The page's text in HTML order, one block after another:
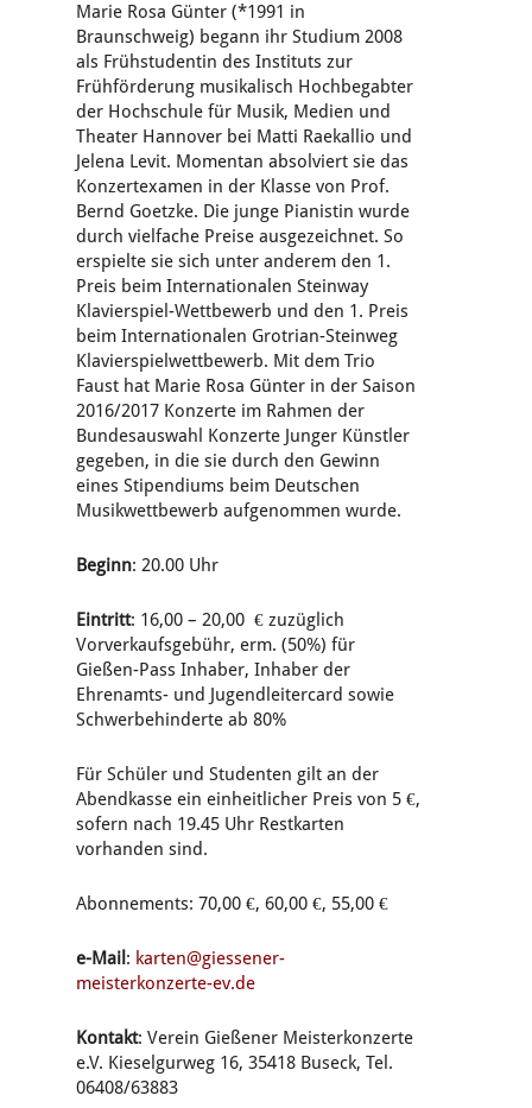
Marie Rosa Günter (*1991 in
Braunschweig) begann ihr Studium 2008
als Frühstudentin des Instituts zur
Frühförderung musikalisch Hochbegabter
der Hochschule für Musik, Medien und
Theater Hannover bei Matti Raekallio und
Jelena Levit. Momentan absolviert sie das
Konzertexamen in der Klasse von Prof.
Bernd Goetzke. Die junge Pianistin wurde
durch vielfache Preise ausgezeichnet. So
erspielte sie sich unter anderem den 1.
Preis beim Internationalen Steinway
Klavierspiel-Wettbewerb und den 1. Preis
beim Internationalen Grotrian-Steinweg
Klavierspielwettbewerb. Mit dem Trio
Faust hat Marie Rosa Günter in der Saison
2016/2017 Konzerte im Rahmen der
Bundesauswahl Konzerte Junger Künstler
gegeben, in die sie durch den Gewinn
eines Stipendiums beim Deutschen
Musikwettbewerb aufgenommen wurde.
Beginn: 20.00 Uhr
Eintritt: 16,00 – 20,00 € zuzüglich
Vorverkaufsgebühr, erm. (50%) für
Gießen-Pass Inhaber, Inhaber der
Ehrenamts- und Jugendleitercard sowie
Schwerbehinderte ab 80%
Für Schüler und Studenten gilt an der
Abendkasse ein einheitlicher Preis von 5 €,
sofern nach 19.45 Uhr Restkarten
vorhanden sind.
Abonnements: 70,00 €, 60,00 €, 55,00 €
e-Mail : karten@giessener-
meisterkonzerte-ev.de
Kontakt: Verein Gießener Meisterkonzerte
e.V. Kieselgurweg 16, 35418 Buseck, Tel.
06408/63883